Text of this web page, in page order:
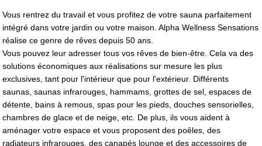
Vous rentrez du travail et vous profitez de votre sauna parfaitement
intégré dans votre jardin ou votre maison. Alpha Wellness Sensations
réalise ce genre de rêves depuis 50 ans.
Vous pouvez leur adresser tous vos rêves de bien-être. Cela va des
solutions économiques aux réalisations sur mesure les plus
exclusives, tant pour l'intérieur que pour l'extérieur. Différents
saunas, saunas infrarouges, hammams, grottes de sel, espaces de
détente, bains à remous, spas pour les pieds, douches sensorielles,
chambres de glace et de neige, etc. De plus, ils vous aident à
aménager votre espace et vous proposent des poêles, des
radiateurs infrarouges, des canapés lounge et des accessoires de